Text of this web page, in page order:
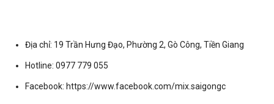
Địa chỉ: 19 Trần Hưng Đạo, Phường 2, Gò Công, Tiền Giang
Hotline: 0977 779 055
Facebook: https://www.facebook.com/mix.saigongc